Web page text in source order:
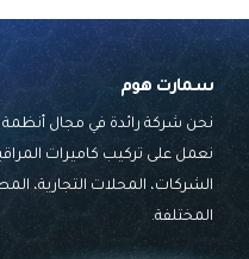
سمارت هوم
نحن شركة رائدة في مجال أنظمة
نعمل على تركيب كاميرات
الشركات، المحلات التجارية،
المختلفة.